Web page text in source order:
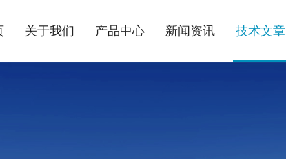
关于我们 产品中心 新闻资讯 技术文章